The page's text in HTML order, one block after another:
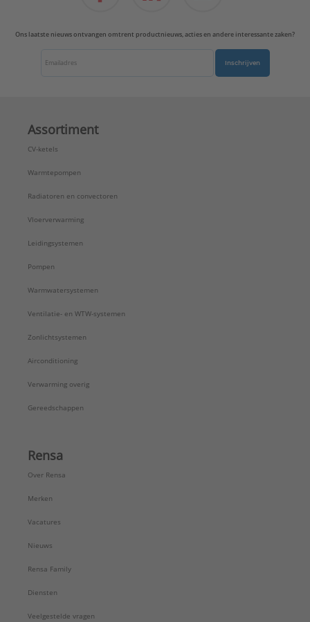
Ons laatste nieuws ontvangen omtrent productnieuws, acties en andere interessante zaken?
Inschrijven
Assortiment
CV-ketels
Warmtepompen
Radiatoren en convectoren
Vloerverwarming
Leidingsystemen
Pompen
Warmwatersystemen
Ventilatie- en WTW-systemen
Zonlichtsystemen
Airconditioning
Verwarming overig
Gereedschappen
Rensa
Over Rensa
Merken
Vacatures
Nieuws
Rensa Family
Diensten
Veelgestelde vragen